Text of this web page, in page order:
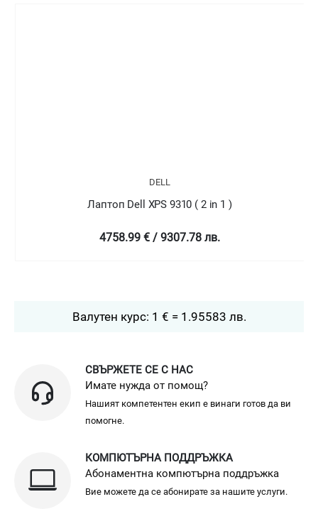
DELL
Лаптоп Dell XPS 9310 ( 2 in 1 )
4758.99 € / 9307.78 лв.
Валутен курс: 1 € = 1.95583 лв.
СВЪРЖЕТЕ СЕ С НАС
Имате нужда от помощ?
Нашият компетентен екип е винаги готов да ви
помогне.
КОМПЮТЪРНА ПОДДРЪЖКА
Абонаментна компютърна поддръжка
Вие можете да се абонирате за нашите услуги.